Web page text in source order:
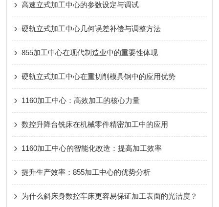
高速立式加工中心的参数设定与调试
硬轨立式加工中心几何误差补偿与调整方法
855加工中心在现代制造业中的重要性体现
硬轨立式加工中心在重切削模具钢中的应用优势
1160加工中心：高效加工的核心力量
数控升降台铣床在机械零件精密加工中的应用
1160加工中心的智能化改造：提高加工效率
提升生产效率：855加工中心的优势分析
为什么斜床身数控车床更容易保证加工表面的光洁度？